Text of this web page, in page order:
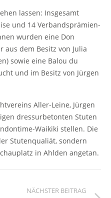
lassen: Insgesamt
und 14 Verbandsprämien-
wurden eine Don
aus dem Besitz von Julia
sowie eine Balou du
und im Besitz von Jürgen
Aller-Leine, Jürgen
dressurbetonten Stuten
Waikiki stellen. Die
Stutenqualiät, sondern
in Ahlden angetan.
NÄCHSTER BEITRAG